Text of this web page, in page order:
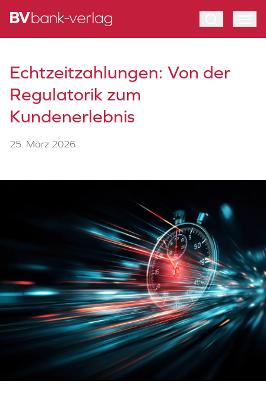
Echtzeitzahlungen: Von der
Regulatorik zum
Kundenerlebnis
25. März 2026